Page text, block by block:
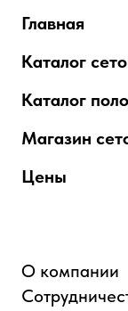
Главная
Каталог
Каталог
Магазин
Цены
О компании